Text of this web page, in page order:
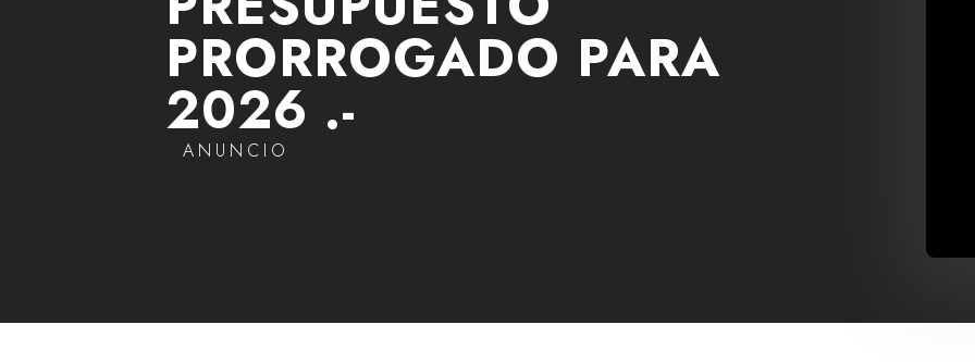
PRORROGADO PARA
2026 .-
ANUNCIO